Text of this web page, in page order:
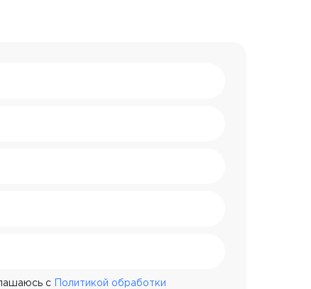
с
Политикой обработки